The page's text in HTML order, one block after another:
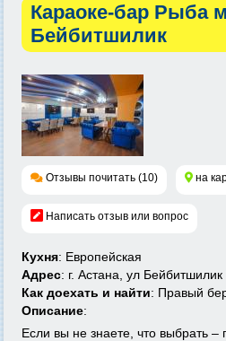
Караоке-бар Рыба
Бейбитшилик
Отзывы почитать (10) на
Написать отзыв или вопрос
Кухня: Европейская
Адрес: г. Астана, ул Бейбитшилик
Как доехать и найти: Правый
Описание:
Если вы не знаете, что выбрать –